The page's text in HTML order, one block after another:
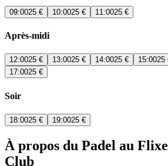
09:0025 € 10:0025 € 11:0025 €
Après-midi
12:0025 € 13:0025 € 14:0025 € 15:0025
17:0025 €
Soir
18:0025 € 19:0025 €
À propos du Padel au
Club